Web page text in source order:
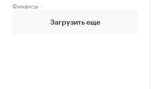
Финансы
Загрузить еще